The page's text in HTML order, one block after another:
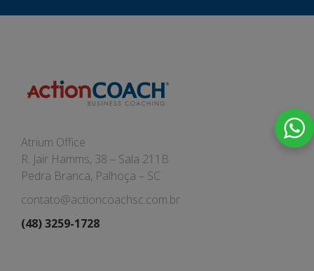
Atrium Office
R. Jair Hamms, 38 – Sala 211B
Pedra Branca, Palhoça – SC
contato@actioncoachsc.com.br
(48) 3259-1728